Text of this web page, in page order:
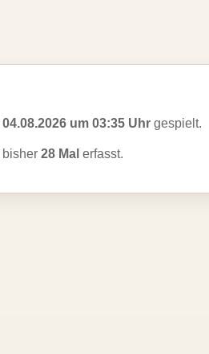
04.08.2026 um 03:35 Uhr gespielt.
bisher 28 Mal erfasst.